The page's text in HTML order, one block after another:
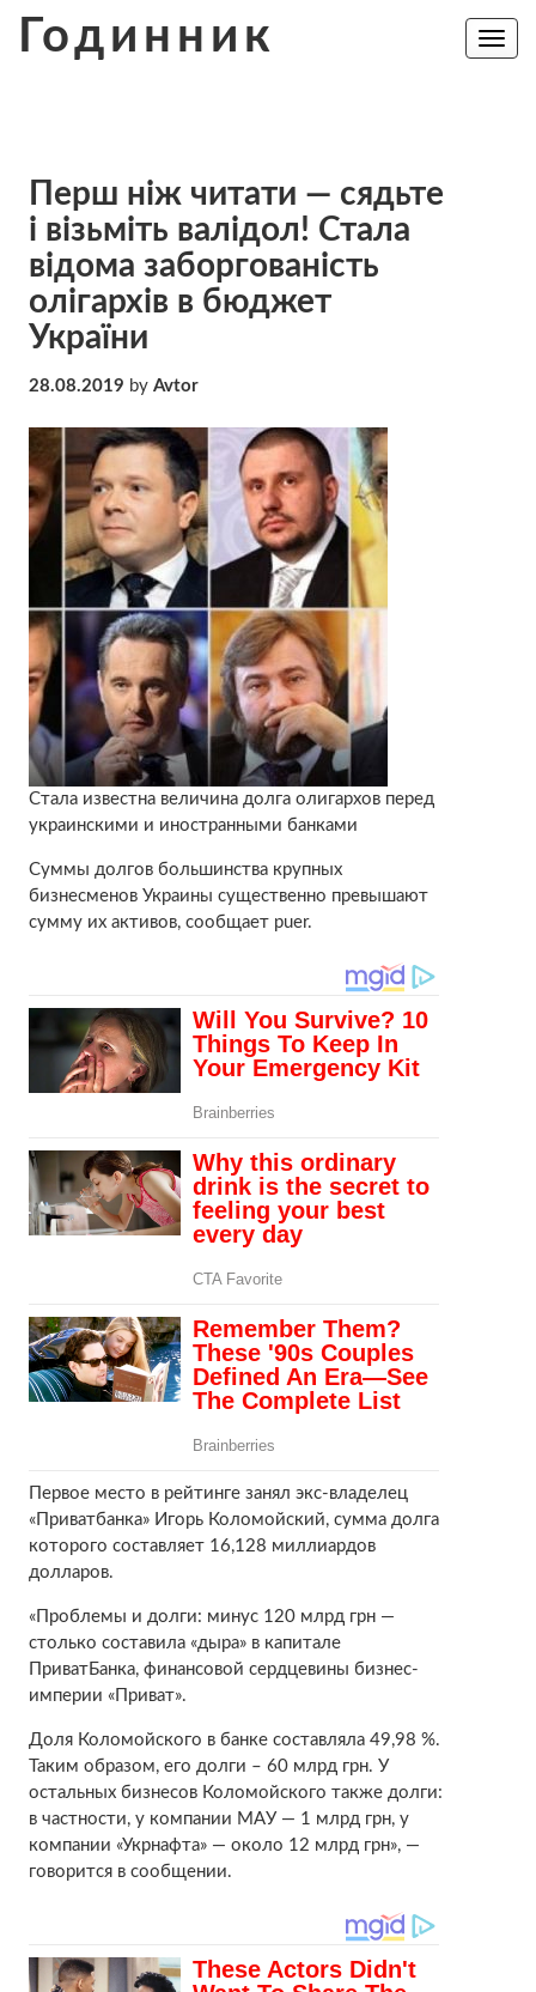
Годинник
Toggle
Перш ніж читати — сядьте
і візьміть валідол! Стала
відома заборгованість
олігархів в бюджет
України
28.08.2019 by Avtor
Стала известна величина долга олигархов перед
украинскими и иностранными банками
Суммы долгов большинства крупных
бизнесменов Украины существенно превышают
сумму их активов, сообщает puer.
Первое место в рейтинге занял экс-владелец
«Приватбанка» Игорь Коломойский, сумма долга
которого составляет 16,128 миллиардов
долларов.
«Проблемы и долги: минус 120 млрд грн —
столько составила «дыра» в капитале
ПриватБанка, финансовой сердцевины бизнес-
империи «Приват».
Доля Коломойского в банке составляла 49,98 %.
Таким образом, его долги – 60 млрд грн. У
остальных бизнесов Коломойского также долги:
в частности, у компании МАУ — 1 млрд грн, у
компании «Укрнафта» — около 12 млрд грн», —
говорится в сообщении.